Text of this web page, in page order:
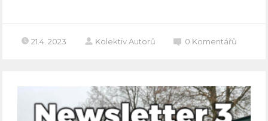
21.4. 2023 Kolektiv Autorů 0 Komentářů